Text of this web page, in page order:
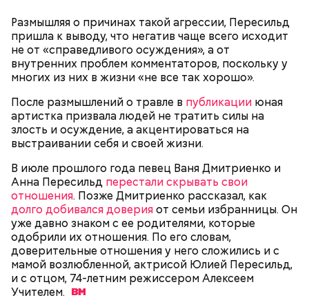
Размышляя о причинах такой агрессии, Пересильд
пришла к выводу, что негатив чаще всего исходит
не от «справедливого осуждения», а от
внутренних проблем комментаторов, поскольку у
многих из них в жизни «не все так хорошо».
После размышлений о травле в публикации юная
артистка призвала людей не тратить силы на
злость и осуждение, а акцентироваться на
выстраивании себя и своей жизни.
В июле прошлого года певец Ваня Дмитриенко и
Анна Пересильд перестали скрывать свои
отношения. Позже Дмитриенко рассказал, как
долго добивался доверияот семьи избранницы. Он
уже давно знаком с ее родителями, которые
одобрили их отношения. По его словам,
доверительные отношения у него сложились и с
мамой возлюбленной, актрисой Юлией Пересильд,
и с отцом, 74-летним режиссером Алексеем
Учителем.
День воздушных поцелуев отмечается с 1983 года.
В некоторых молодежных заведениях европейских
стран в этот праздник устраиваются
тематические вечеринки и флешмобы. Кроме того,
Праздник любви